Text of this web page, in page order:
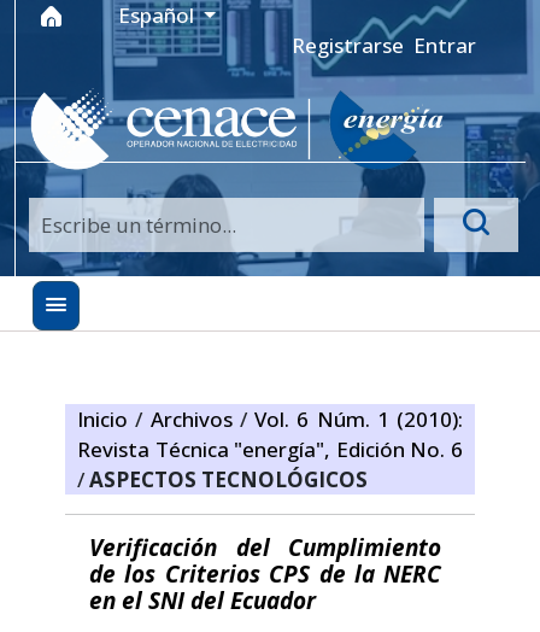
Ir al menú de navegación principal
Ir al contenido principal
Ir al pie de página del sitio
Idioma
Español
Registrarse Entrar
Inicio/ Archivos / Vol. 6 Núm. 1 (2010):
Revista Técnica "energía", Edición No. 6
/ASPECTOS TECNOLÓGICOS
Verificación del Cumplimiento
de los Criterios CPS de la NERC
en el SNI del Ecuador